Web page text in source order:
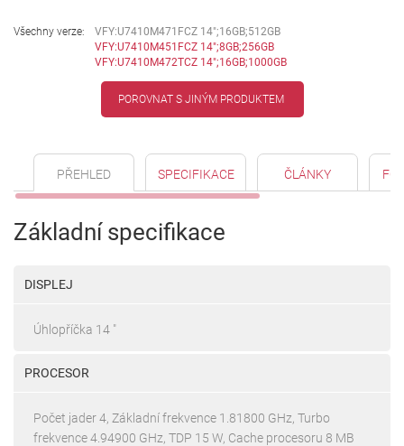
Všechny verze:
VFY:U7410M471FCZ 14";16GB;512GB
VFY:U7410M451FCZ 14";8GB;256GB
VFY:U7410M472TCZ 14";16GB;1000GB
POROVNAT S JINÝM PRODUKTEM
PŘEHLED SPECIFIKACE ČLÁNKY
Základní specifikace
DISPLEJ
Úhlopříčka 14 "
PROCESOR
Počet jader 4, Základní frekvence 1.81800 GHz, Turbo
frekvence 4.94900 GHz, TDP 15 W, Cache procesoru 8 MB